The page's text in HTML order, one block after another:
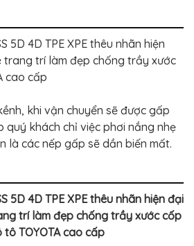
5D 4D TPE XPE thêu nhãn hiện
trang trí làm đẹp chống trầy xước
cao cấp
khi vận chuyển sẽ được gấp
quý khách chỉ việc phơi nắng nhẹ
là các nếp gấp sẽ dần biến mất.
5D 4D TPE XPE thêu nhãn hiện đại
trí làm đẹp chống trầy xước cốp
tô TOYOTA cao cấp